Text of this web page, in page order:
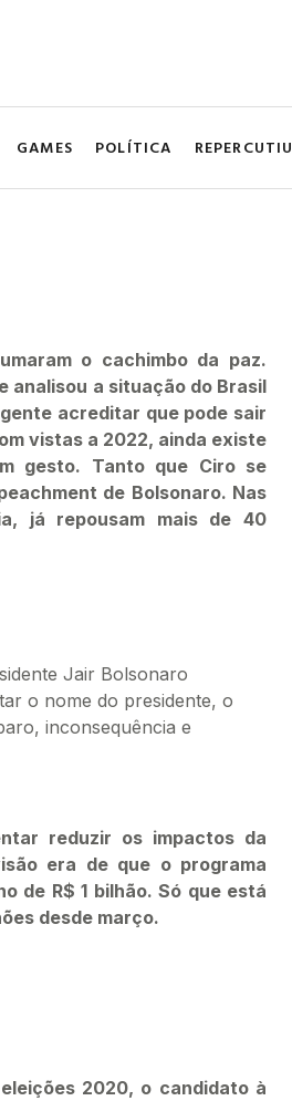
GAMES POLÍTICA REPERCUTIU
o cachimbo da paz.
analisou a situação do Brasil
acreditar que pode sair
vistas a 2022, ainda existe
gesto. Tanto que Ciro se
de Bolsonaro. Nas
já repousam mais de 40
Jair Bolsonaro
o nome do presidente, o
inconsequência e
reduzir os impactos da
era de que o programa
de R$ 1 bilhão. Só que está
desde março.
2020, o candidato à